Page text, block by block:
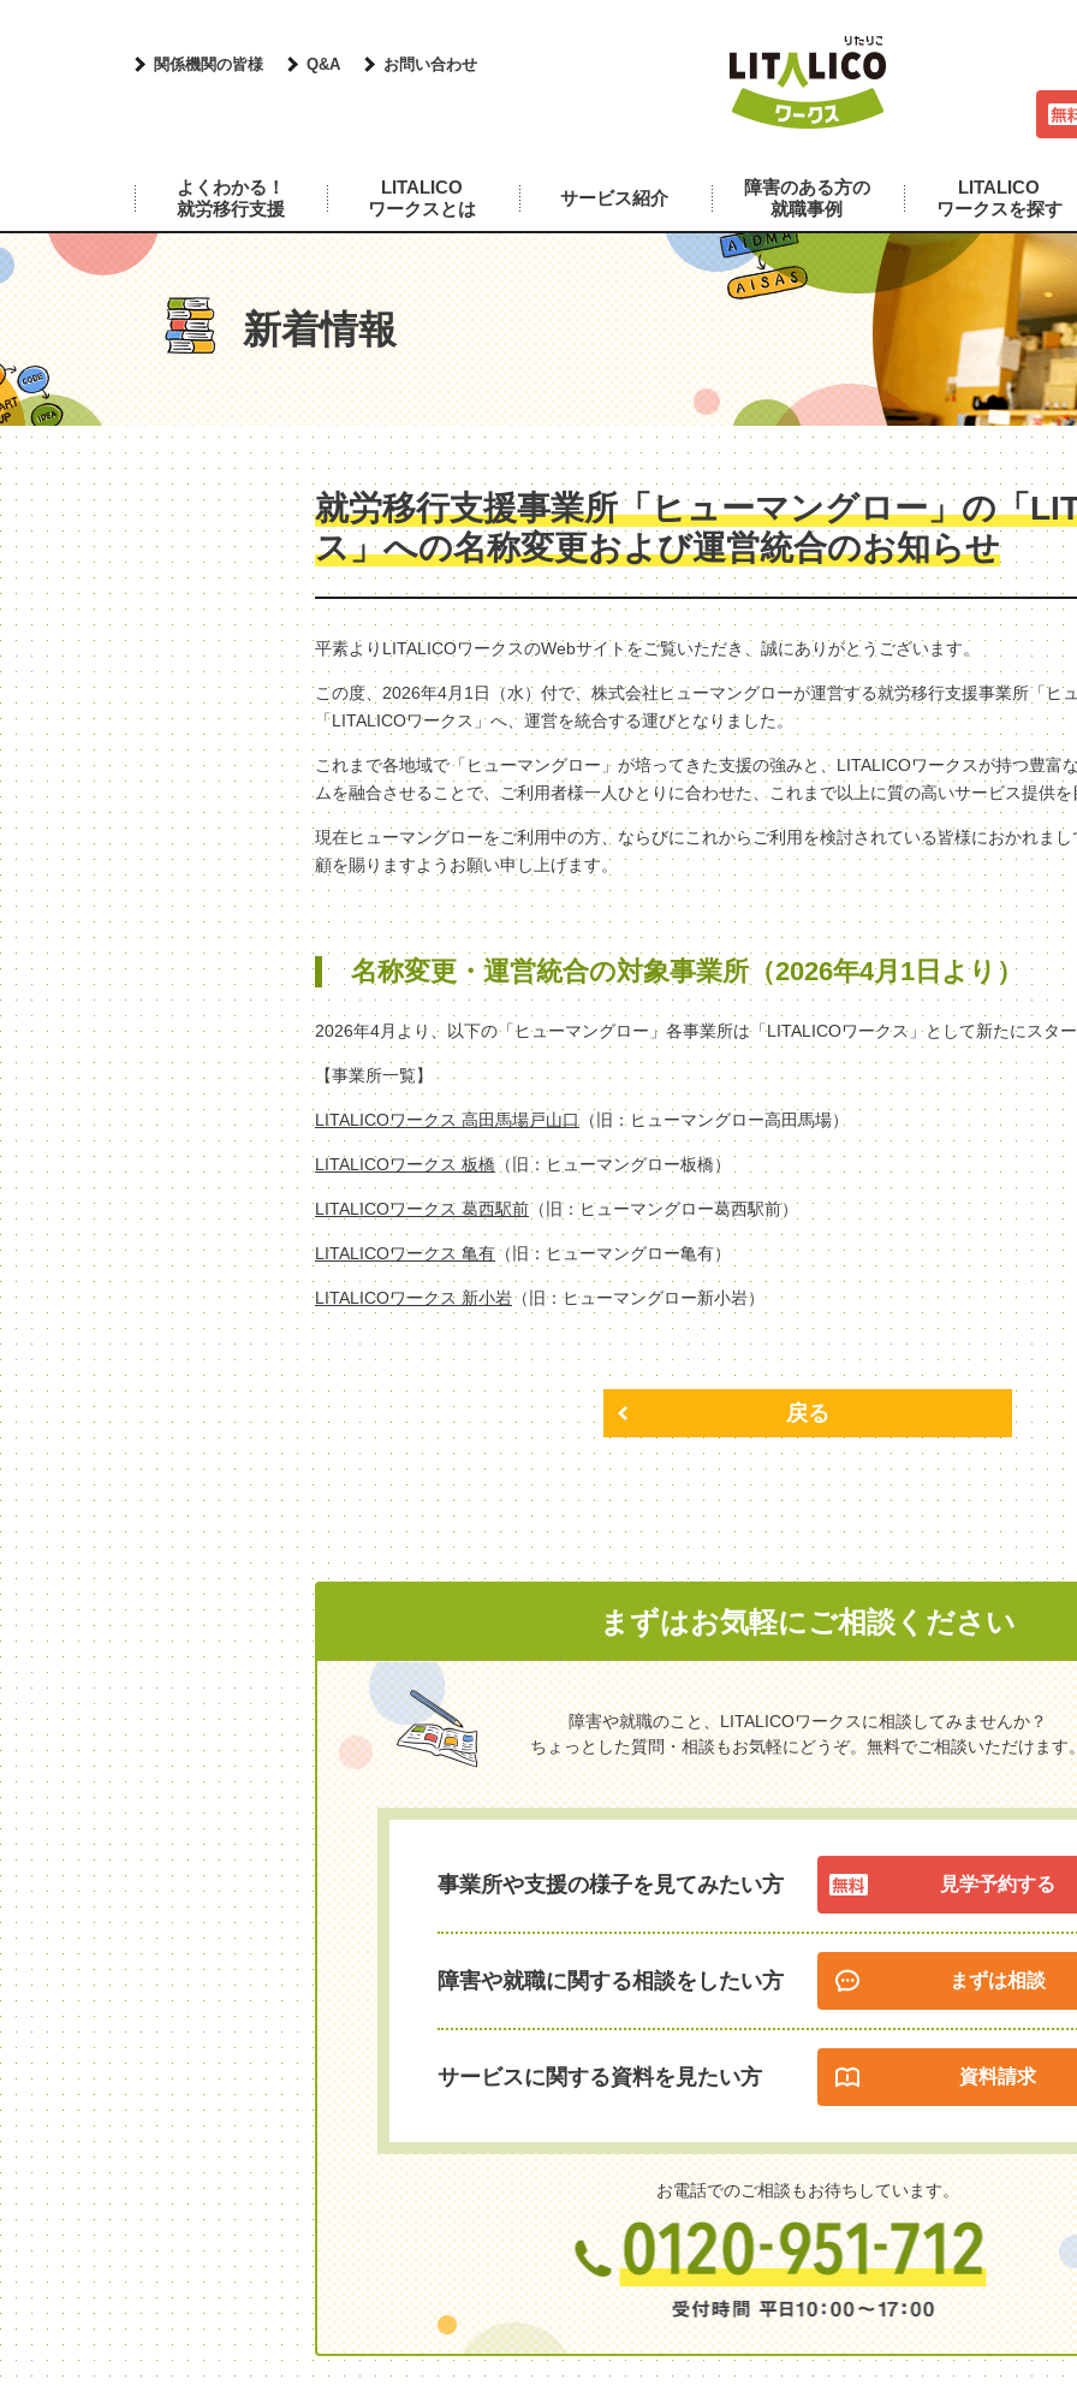
関係機関の皆様 Q&A お問い合わせ
よくわかる！
就労移行支援
LITALICO
ワークスとは
サービス紹介
障害のある方の
就職事例
LITALICO
ワークスを探す
新着情報
就労移行支援事業所「ヒューマングロー」の「
ス」への名称変更および運営統合のお知らせ
平素よりLITALICOワークスのWebサイトをご覧いただき、誠にありがとうございます。
この度、2026年4月1日（水）付で、株式会社ヒューマングローが運営する就労移行支援事業所「ヒ
「LITALICOワークス」へ、運営を統合する運びとなりました。
これまで各地域で「ヒューマングロー」が培ってきた支援の強みと、LITALICOワークスが持つ豊富
ムを融合させることで、ご利用者様一人ひとりに合わせた、これまで以上に質の高いサービス提供
現在ヒューマングローをご利用中の方、ならびにこれからご利用を検討されている皆様におかれま
顧を賜りますようお願い申し上げます。
名称変更・運営統合の対象事業所（2026年4月1日より）
2026年4月より、以下の「ヒューマングロー」各事業所は「LITALICOワークス」として新たにスタ
【事業所一覧】
LITALICOワークス 高田馬場戸山口 （旧：ヒューマングロー高田馬場）
LITALICOワークス 板橋 （旧：ヒューマングロー板橋）
LITALICOワークス 葛西駅前（旧：ヒューマングロー葛西駅前）
LITALICOワークス 亀有 （旧：ヒューマングロー亀有）
LITALICOワークス 新小岩（旧：ヒューマングロー新小岩）
戻る
まずはお気軽にご相談ください
障害や就職のこと、LITALICOワークスに相談してみませんか？
ちょっとした質問・相談もお気軽にどうぞ。無料でご相談いただけます
事業所や支援の様子を見てみたい方 見学予約する
障害や就職に関する相談をしたい方 まずは相談
サービスに関する資料を見たい方 資料請求
お電話でのご相談もお待ちしています。